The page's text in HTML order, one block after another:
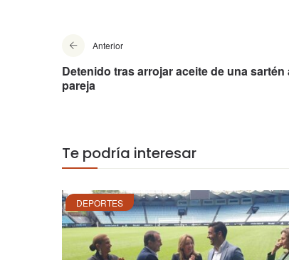
Anterior
Detenido tras arrojar aceite de una sartén
pareja
Te podría interesar
DEPORTES